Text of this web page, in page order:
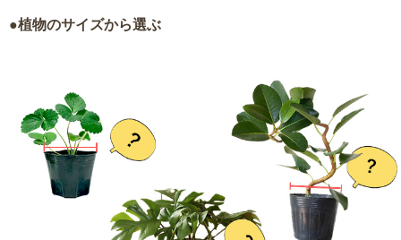
●植物のサイズから選ぶ